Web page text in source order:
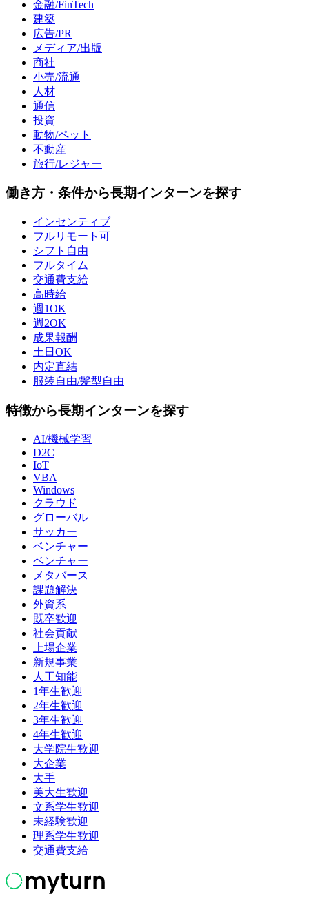
金融/FinTech
建築
広告/PR
メディア/出版
商社
小売/流通
人材
通信
投資
動物/ペット
不動産
旅行/レジャー
働き方・条件から長期インターンを探す
インセンティブ
フルリモート可
シフト自由
フルタイム
交通費支給
高時給
週1OK
週2OK
成果報酬
土日OK
内定直結
服装自由/髪型自由
特徴から長期インターンを探す
AI/機械学習
D2C
IoT
VBA
Windows
クラウド
グローバル
サッカー
ベンチャー
ベンチャー
メタバース
課題解決
外資系
既卒歓迎
社会貢献
上場企業
新規事業
人工知能
1年生歓迎
2年生歓迎
3年生歓迎
4年生歓迎
大学院生歓迎
大企業
大手
美大生歓迎
文系学生歓迎
未経験歓迎
理系学生歓迎
交通費支給